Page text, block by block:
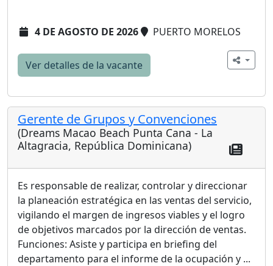
4 DE AGOSTO DE 2026 PUERTO MORELOS
Ver detalles de la vacante
Gerente de Grupos y Convenciones
(Dreams Macao Beach Punta Cana - La
Altagracia, República Dominicana)
Es responsable de realizar, controlar y direccionar
la planeación estratégica en las ventas del servicio,
vigilando el margen de ingresos viables y el logro
de objetivos marcados por la dirección de ventas.
Funciones: Asiste y participa en briefing del
departamento para el informe de la ocupación y ...